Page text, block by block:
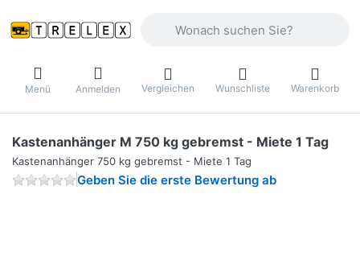
Menü Anmelden Vergleichen Wunschliste Warenkorb
Kastenanhänger M 750 kg gebremst - Miete 1 Tag
Kastenanhänger 750 kg gebremst - Miete 1 Tag
Geben Sie die erste Bewertung ab